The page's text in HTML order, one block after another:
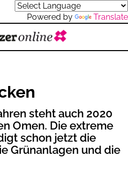
Powered by Translate
steht auch 2020
Omen. Die extreme
schon jetzt die
Grünanlagen und die